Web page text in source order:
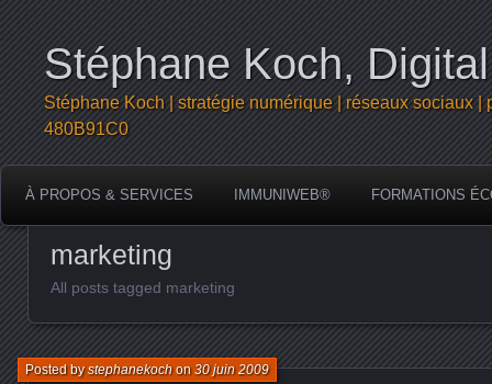
Stéphane Koch,
Stéphane Koch | stratégie numérique | réseaux sociaux
480B91C0
À PROPOS & SERVICES IMMUNIWEB® FORMATIONS
marketing
All posts tagged marketing
Posted bystephanekochon30 juin 2009